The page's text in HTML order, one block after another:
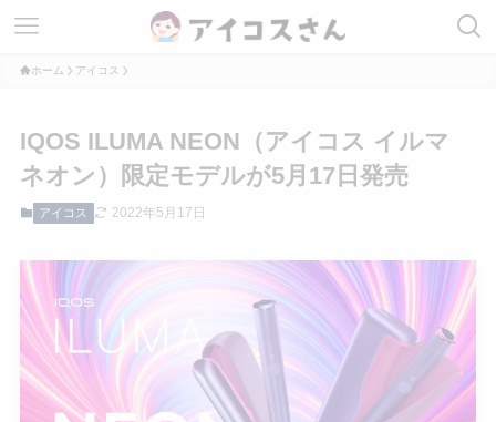
ホーム アイコス
IQOS ILUMA NEON（アイコス イルマ
ネオン）限定モデルが5月17日発売
アイコス 2022年5月17日